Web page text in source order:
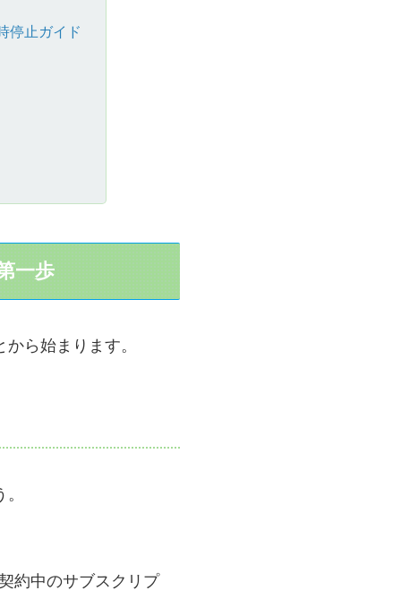
停止ガイド
一歩
ら始まります。
約中のサブスクリプ